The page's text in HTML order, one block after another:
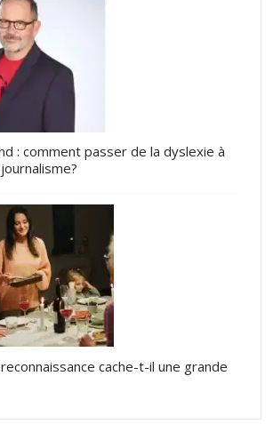
: comment passer de la dyslexie à
cache-t-il une grande